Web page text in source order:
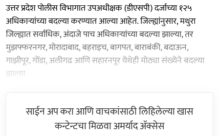
उत्तर प्रदेश पोलीस विभागात उपअधीक्षक (डीएसपी) दर्जाच्या १२५
अधिकाऱ्यांच्या बदल्या करण्यात आल्या आहेत. जिल्ह्यांनुसार, मथुरा
जिल्ह्यात सर्वाधिक, अंदाजे पाच अधिकाऱ्यांच्या बदल्या झाल्या, तर
मुझफ्फरनगर, मोरादाबाद, बहराइच, बागपत, बाराबंकी, बदाऊन,
गाझीपूर, गोंडा, अलीगढ आणि सहारनपूर येथेही मोठ्या संख्येने बदल्या
झाल्या.
साईन अप करा आणि वाचकांसाठी लिहिलेल्या खास
कन्टेन्टचा मिळवा अमर्याद ॲक्सेस